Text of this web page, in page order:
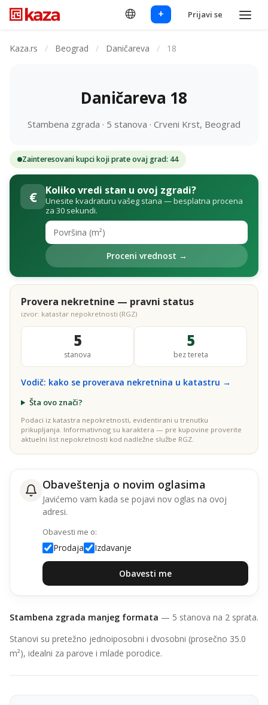
+ Prijavi se
Kaza.rs / Beograd / Daničareva / 18
Daničareva 18
Stambena zgrada · 5 stanova · Crveni Krst, Beograd
Zainteresovani kupci koji prate ovaj grad: 44
€ Koliko vredi stan u ovoj zgradi?
Unesite kvadraturu vašeg stana — besplatna procena
za 30 sekundi.
Proceni vrednost →
Provera nekretnine — pravni status
izvor: katastar nepokretnosti (RGZ)
5
stanova
5
bez tereta
Vodič: kako se proverava nekretnina u katastru →
Šta ovo znači?
Podaci iz katastra nepokretnosti, evidentirani u trenutku
prikupljanja. Informativnog su karaktera — pre kupovine proverite
aktuelni list nepokretnosti kod nadležne službe RGZ.
Obaveštenja o novim oglasima
Javićemo vam kada se pojavi nov oglas na ovoj
adresi.
Obavesti me o:
Prodaja Izdavanje
Obavesti me
Stambena zgrada manjeg formata — 5 stanova na 2 sprata.
Stanovi su pretežno jednoiposobni i dvosobni (prosečno 35.0
m²), idealni za parove i mlade porodice.